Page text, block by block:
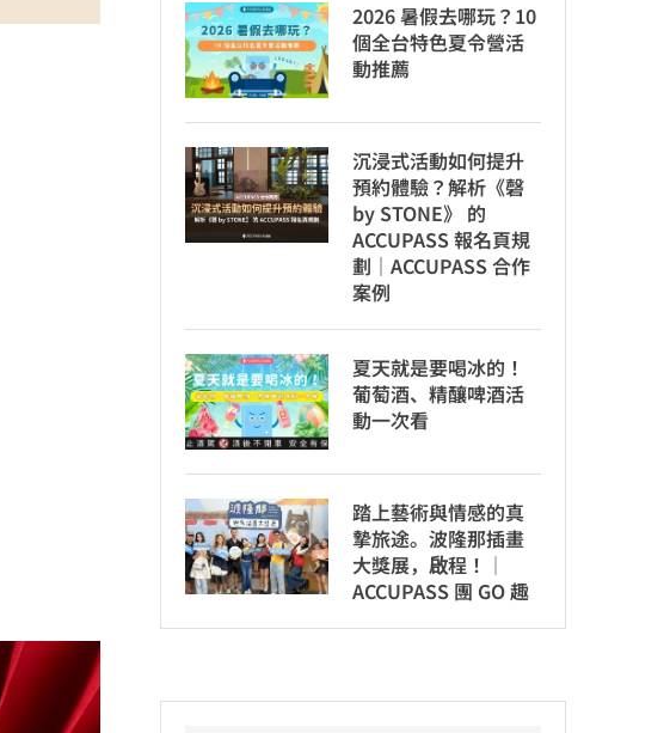
2026 暑假去哪玩？10
個全台特色夏令營活
動推薦
沉浸式活動如何提升
預約體驗？解析《磬
by STONE》 的
ACCUPASS 報名頁規
劃｜ACCUPASS 合作
案例
夏天就是要喝冰的！
葡萄酒、精釀啤酒活
動一次看
踏上藝術與情感的真
摯旅途。波隆那插畫
大獎展，啟程！│
ACCUPASS 團 GO 趣